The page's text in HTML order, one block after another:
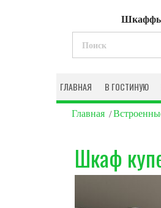
ГЛАВНАЯ В ГОСТИНУЮ
Главная
Шкаф